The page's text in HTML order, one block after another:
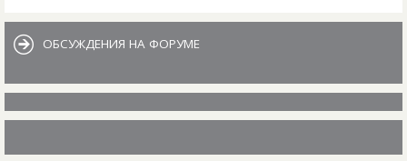
ОБСУЖДЕНИЯ НА ФОРУМЕ